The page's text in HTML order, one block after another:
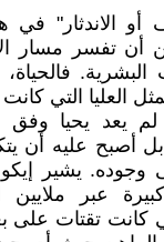
أو الاندثار"
أن تفسر مسار
البشرية.
العليا التي
لم يعد يحيا وفق
بل أصبح عليه أن
وجوده. يشير إيكو
عبر ملايين
كانت تقتات على